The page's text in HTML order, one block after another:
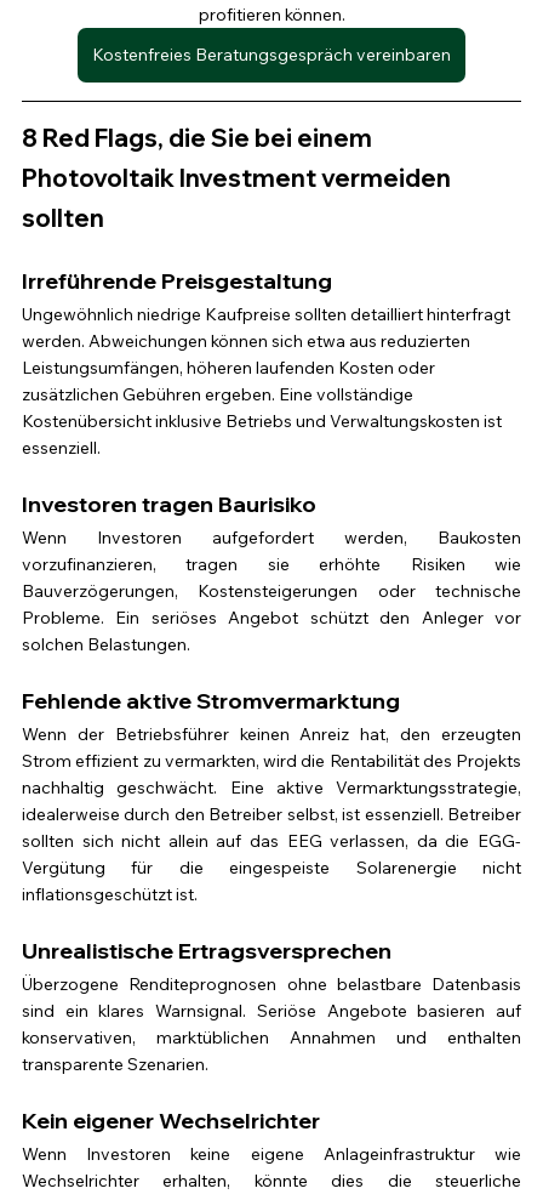
profitieren können.
Kostenfreies Beratungsgespräch vereinbaren
8 Red Flags, die Sie bei einem
Photovoltaik Investment vermeiden
sollten
Irreführende Preisgestaltung
Ungewöhnlich niedrige Kaufpreise sollten detailliert hinterfragt
werden. Abweichungen können sich etwa aus reduzierten
Leistungsumfängen, höheren laufenden Kosten oder
zusätzlichen Gebühren ergeben. Eine vollständige
Kostenübersicht inklusive Betriebs und Verwaltungskosten ist
essenziell.
Investoren tragen Baurisiko
Wenn Investoren aufgefordert werden, Baukosten
vorzufinanzieren, tragen sie erhöhte Risiken wie
Bauverzögerungen, Kostensteigerungen oder technische
Probleme. Ein seriöses Angebot schützt den Anleger vor
solchen Belastungen.
Fehlende aktive Stromvermarktung
Wenn der Betriebsführer keinen Anreiz hat, den erzeugten
Strom effizient zu vermarkten, wird die Rentabilität des Projekts
nachhaltig geschwächt. Eine aktive Vermarktungsstrategie,
idealerweise durch den Betreiber selbst, ist essenziell. Betreiber
sollten sich nicht allein auf das EEG verlassen, da die EGG-
Vergütung für die eingespeiste Solarenergie nicht
inflationsgeschützt ist.
Unrealistische Ertragsversprechen
Überzogene Renditeprognosen ohne belastbare Datenbasis
sind ein klares Warnsignal. Seriöse Angebote basieren auf
konservativen, marktüblichen Annahmen und enthalten
transparente Szenarien.
Kein eigener Wechselrichter
Wenn Investoren keine eigene Anlageinfrastruktur wie
Wechselrichter erhalten, könnte dies die steuerliche